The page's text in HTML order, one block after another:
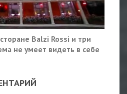
Balzi Rossi и три
не умеет видеть в себе